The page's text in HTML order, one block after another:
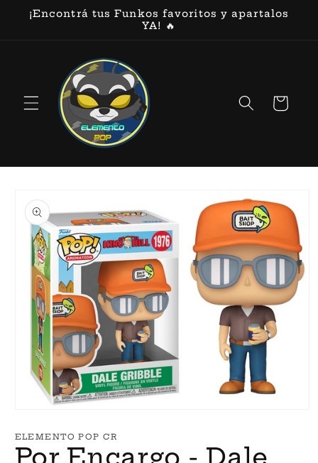
directamente
¡Encontrá tus Funkos favoritos y apartalos
YA! 🔥
Carrito
información
del producto
multimedia
1
en
ELEMENTO POP CR
Por Encargo - Dale